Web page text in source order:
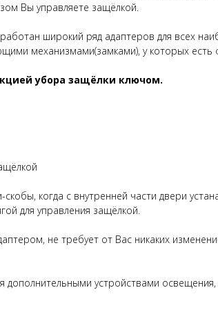
Вы управляете защёлкой.
широкий ряд адаптеров для всех
механизмами(замками), у которых есть
убора защёлки ключом.
когда с внутренней части двери
для управления защёлкой.
не требует от Вас никаких
дополнительными устройствами освещения,